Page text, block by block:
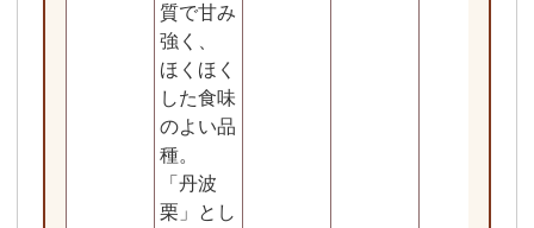
質で甘み
強く、
ほくほく
した食味
のよい品
種。
「丹波
栗」とし